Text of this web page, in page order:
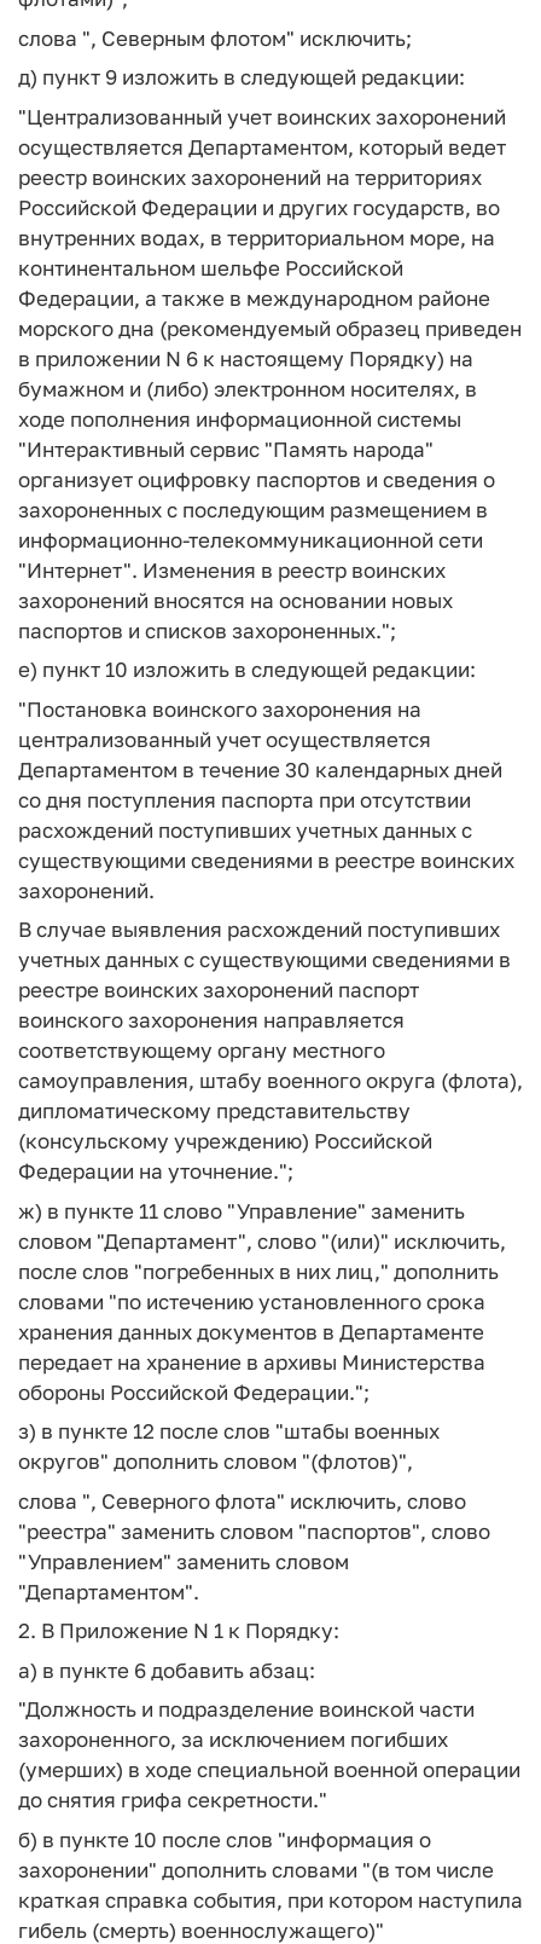
слова ", Северным флотом" исключить;
д) пункт 9 изложить в следующей редакции:
"Централизованный учет воинских захоронений
осуществляется Департаментом, который ведет
реестр воинских захоронений на территориях
Российской Федерации и других государств, во
внутренних водах, в территориальном море, на
континентальном шельфе Российской
Федерации, а также в международном районе
морского дна (рекомендуемый образец приведен
в приложении N 6 к настоящему Порядку) на
бумажном и (либо) электронном носителях, в
ходе пополнения информационной системы
"Интерактивный сервис "Память народа"
организует оцифровку паспортов и сведения о
захороненных с последующим размещением в
информационно-телекоммуникационной сети
"Интернет". Изменения в реестр воинских
захоронений вносятся на основании новых
паспортов и списков захороненных.";
е) пункт 10 изложить в следующей редакции:
"Постановка воинского захоронения на
централизованный учет осуществляется
Департаментом в течение 30 календарных дней
со дня поступления паспорта при отсутствии
расхождений поступивших учетных данных с
существующими сведениями в реестре воинских
захоронений.
В случае выявления расхождений поступивших
учетных данных с существующими сведениями в
реестре воинских захоронений паспорт
воинского захоронения направляется
соответствующему органу местного
самоуправления, штабу военного округа (флота),
дипломатическому представительству
(консульскому учреждению) Российской
Федерации на уточнение.";
ж) в пункте 11 слово "Управление" заменить
словом "Департамент", слово "(или)" исключить,
после слов "погребенных в них лиц," дополнить
словами "по истечению установленного срока
хранения данных документов в Департаменте
передает на хранение в архивы Министерства
обороны Российской Федерации.";
з) в пункте 12 после слов "штабы военных
округов" дополнить словом "(флотов)",
слова ", Северного флота" исключить, слово
"реестра" заменить словом "паспортов", слово
"Управлением" заменить словом
"Департаментом".
2. В Приложение N 1 к Порядку:
а) в пункте 6 добавить абзац:
"Должность и подразделение воинской части
захороненного, за исключением погибших
(умерших) в ходе специальной военной операции
до снятия грифа секретности."
б) в пункте 10 после слов "информация о
захоронении" дополнить словами "(в том числе
краткая справка события, при котором наступила
гибель (смерть) военнослужащего)"